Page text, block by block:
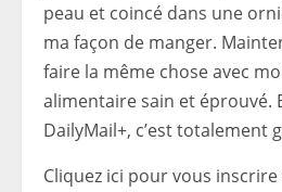
peau et coincé dans une
ma façon de manger.
faire la même chose avec
alimentaire sain et éprouvé.
DailyMail+, c’est totalement
Cliquez ici pour vous